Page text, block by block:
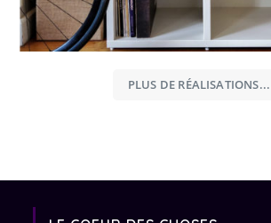
PLUS DE RÉALISATIONS...